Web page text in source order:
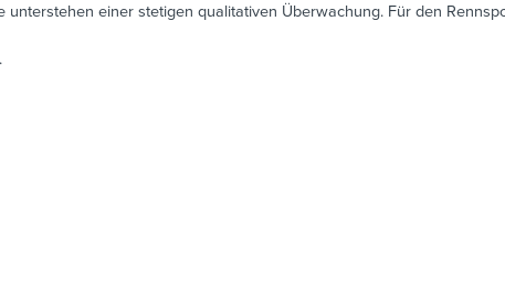
einer stetigen qualitativen Überwachung. Für den